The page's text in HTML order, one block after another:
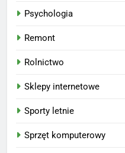
Psychologia
Remont
Rolnictwo
Sklepy internetowe
Sporty letnie
Sprzęt komputerowy